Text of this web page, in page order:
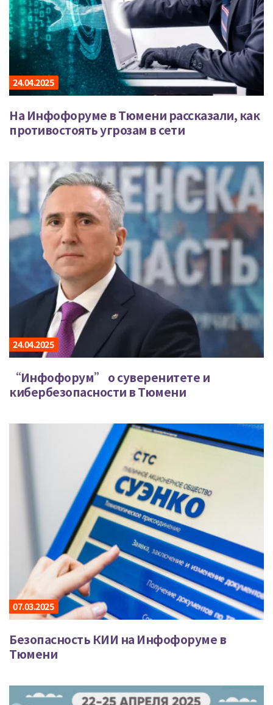
24.04.2025
На Инфофоруме в Тюмени рассказали, как
противостоять угрозам в сети
24.04.2025
“Инфофорум” о суверенитете и
кибербезопасности в Тюмени
07.03.2025
Безопасность КИИ на Инфофоруме в
Тюмени